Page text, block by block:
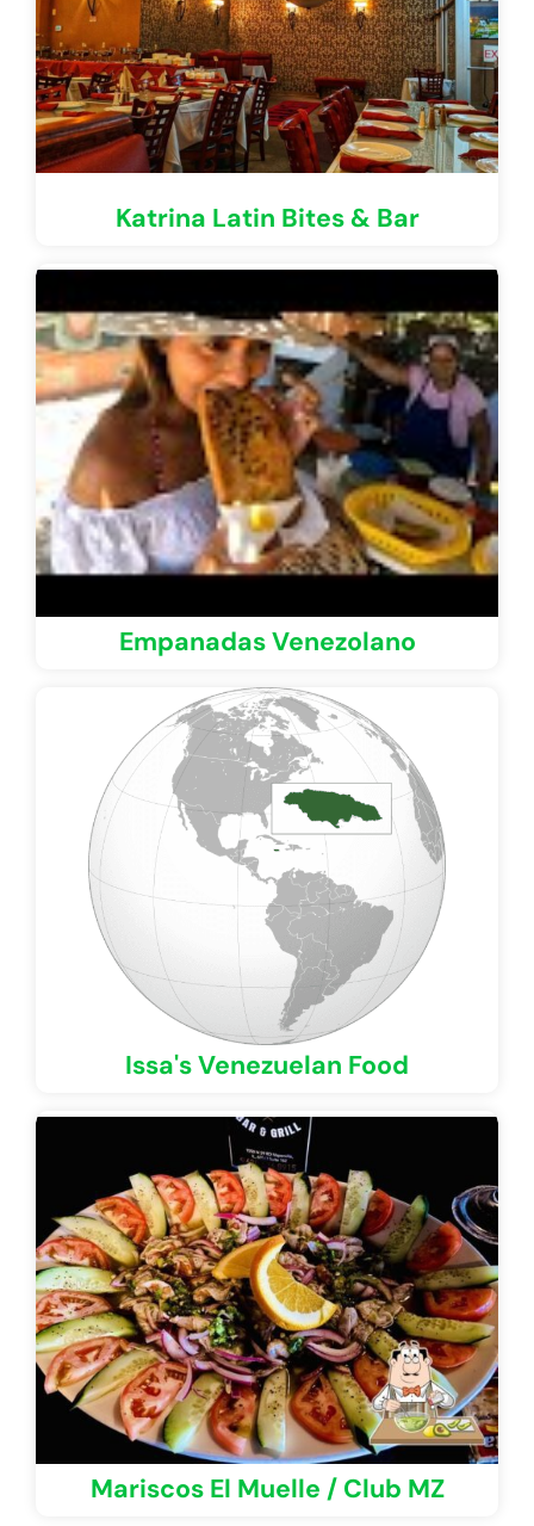
Katrina Latin Bites & Bar
Empanadas Venezolano
Issa's Venezuelan Food
Mariscos El Muelle / Club MZ